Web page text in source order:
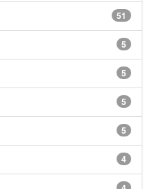
51
5
5
5
5
4